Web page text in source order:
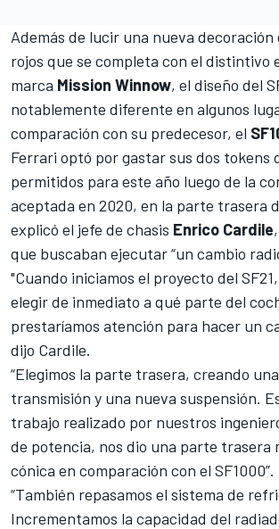
Además de lucir una nueva decoración
rojos que se completa con el distintivo
marca Mission Winnow, el diseño del
notablemente diferente en algunos
comparación con su predecesor, el
Ferrari optó por gastar sus dos tokens
permitidos para este año luego de la
aceptada en 2020, en la parte trasera
explicó el jefe de chasis Enrico Cardile
que buscaban ejecutar “un cambio
"Cuando iniciamos el proyecto del
elegir de inmediato a qué parte del
prestaríamos atención para hacer un
dijo Cardile.
“Elegimos la parte trasera, creando
transmisión y una nueva suspensión.
trabajo realizado por nuestros
de potencia, nos dio una parte trasera
cónica en comparación con el SF1000”.
“También repasamos el sistema de
Incrementamos la capacidad del